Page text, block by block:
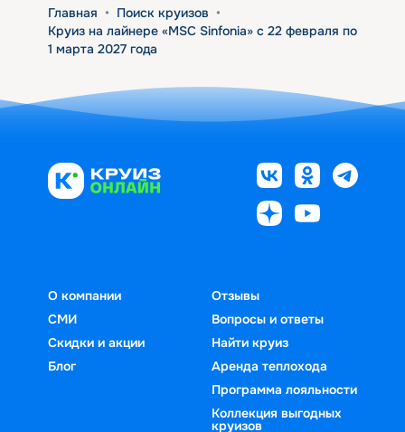
Главная • Поиск круизов •
Круиз на лайнере «MSC Sinfonia» с 22 февраля по
1 марта 2027 года
О компании
СМИ
Скидки и акции
Блог
Отзывы
Вопросы и ответы
Найти круиз
Аренда теплохода
Программа лояльности
Коллекция выгодных
круизов